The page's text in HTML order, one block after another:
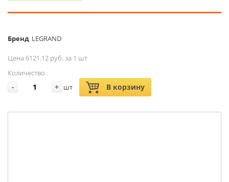
Бренд LEGRAND
Цена 6121.12 руб. за 1 шт
Количество
- + шт В корзину